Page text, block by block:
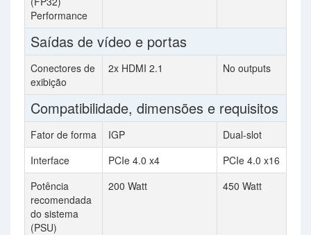
Performance
Saídas de vídeo e portas
Conectores de
exibição
2x HDMI 2.1 No outputs
Compatibilidade, dimensões e requisitos
Fator de forma IGP
Dual-slot
Interface
PCIe 4.0 x4
PCIe 4.0 x16
Potência
recomendada
do sistema
(PSU)
200 Watt 450 Watt